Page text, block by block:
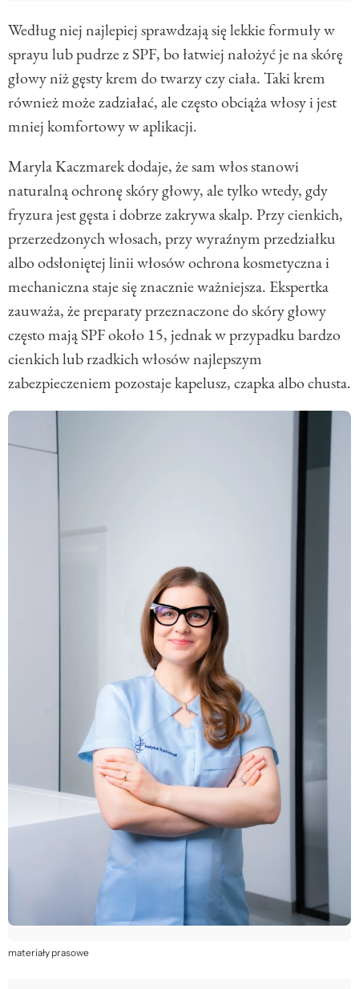
Według niej najlepiej sprawdzają się lekkie formuły w
sprayu lub pudrze z SPF, bo łatwiej nałożyć je na skórę
głowy niż gęsty krem do twarzy czy ciała. Taki krem
również może zadziałać, ale często obciąża włosy i jest
mniej komfortowy w aplikacji.
Maryla Kaczmarek dodaje, że sam włos stanowi
naturalną ochronę skóry głowy, ale tylko wtedy, gdy
fryzura jest gęsta i dobrze zakrywa skalp. Przy cienkich,
przerzedzonych włosach, przy wyraźnym przedziałku
albo odsłoniętej linii włosów ochrona kosmetyczna i
mechaniczna staje się znacznie ważniejsza. Ekspertka
zauważa, że preparaty przeznaczone do skóry głowy
często mają SPF około 15, jednak w przypadku bardzo
cienkich lub rzadkich włosów najlepszym
zabezpieczeniem pozostaje kapelusz, czapka albo chusta.
materiały prasowe